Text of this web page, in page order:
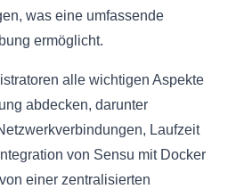
was eine umfassende
ermöglicht.
alle wichtigen Aspekte
abdecken, darunter
Laufzeit
von Sensu mit Docker
einer zentralisierten